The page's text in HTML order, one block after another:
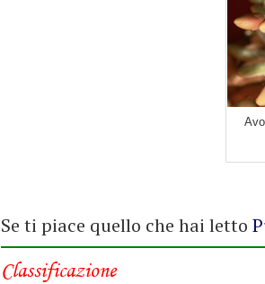
Se ti piace quello che hai letto
Classificazione